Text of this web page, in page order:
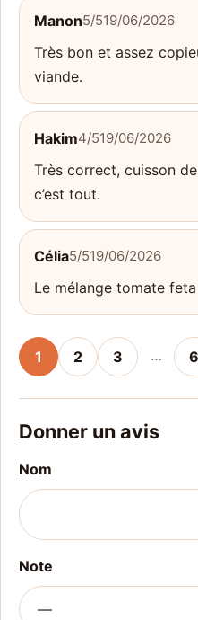
Manon5/519/06/2026
Très bon et assez
viande.
Hakim4/519/06/2026
Très correct, cuisson
c’est tout.
Célia5/519/06/2026
Le mélange tomate
1 2 3 …
Donner un avis
Nom
Note